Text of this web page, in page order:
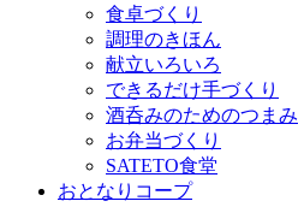
食卓づくり
調理のきほん
献立いろいろ
できるだけ手づくり
酒呑みのためのつまみ
お弁当づくり
SATETO食堂
おとなりコープ